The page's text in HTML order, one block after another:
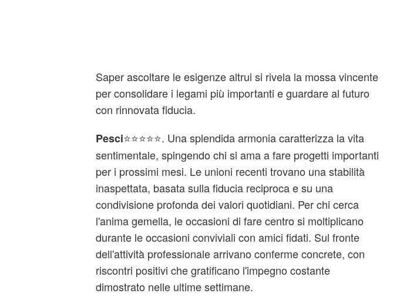
Saper ascoltare le esigenze altrui si rivela la mossa vincente
per consolidare i legami più importanti e guardare al futuro
con rinnovata fiducia.
Pesci⭐⭐⭐⭐⭐. Una splendida armonia caratterizza la vita
sentimentale, spingendo chi si ama a fare progetti importanti
per i prossimi mesi. Le unioni recenti trovano una stabilità
inaspettata, basata sulla fiducia reciproca e su una
condivisione profonda dei valori quotidiani. Per chi cerca
l'anima gemella, le occasioni di fare centro si moltiplicano
durante le occasioni conviviali con amici fidati. Sul fronte
dell'attività professionale arrivano conferme concrete, con
riscontri positivi che gratificano l'impegno costante
dimostrato nelle ultime settimane.